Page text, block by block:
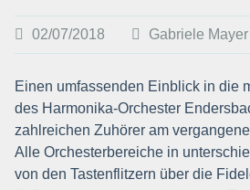
02/07/2018 Gabriele Mayer
Einen umfassenden Einblick in die
des Harmonika-Orchester
zahlreichen Zuhörer am
Alle Orchesterbereiche in
von den Tastenflitzern über die